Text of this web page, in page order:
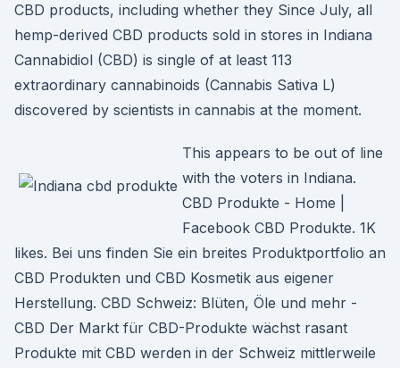
CBD products, including whether they Since July, all
hemp-derived CBD products sold in stores in Indiana
Cannabidiol (CBD) is single of at least 113
extraordinary cannabinoids (Cannabis Sativa L)
discovered by scientists in cannabis at the moment.
This appears to be out of line
with the voters in Indiana.
CBD Produkte - Home |
Facebook CBD Produkte. 1K
likes. Bei uns finden Sie ein breites Produktportfolio an
CBD Produkten und CBD Kosmetik aus eigener
Herstellung. CBD Schweiz: Blüten, Öle und mehr -
CBD Der Markt für CBD-Produkte wächst rasant
Produkte mit CBD werden in der Schweiz mittlerweile